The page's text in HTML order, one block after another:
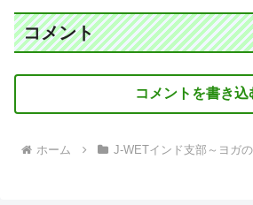
コメント
コメントを書き込
ホーム J-WETインド支部～ヨガ